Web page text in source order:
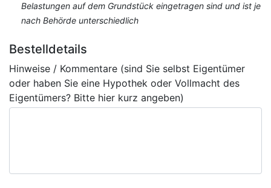
Belastungen auf dem Grundstück eingetragen sind und ist je
nach Behörde unterschiedlich
Bestelldetails
Hinweise / Kommentare (sind Sie selbst Eigentümer
oder haben Sie eine Hypothek oder Vollmacht des
Eigentümers? Bitte hier kurz angeben)